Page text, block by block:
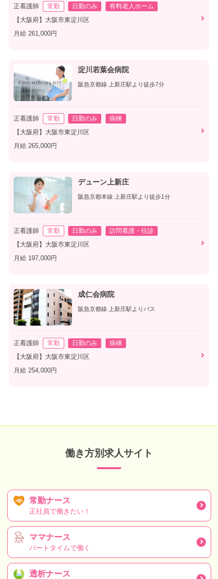
正看護師 常勤 日勤のみ
有料老人ホーム
【大阪府】大阪市東淀川区
月給 261,000円
淀川若葉会病院
阪急京都線 上新庄駅より徒歩7分
正看護師 常勤 日勤のみ
病棟
【大阪府】大阪市東淀川区
月給 265,000円
デューン上新庄
阪急京都本線 上新庄駅より徒歩1分
正看護師 常勤 日勤のみ
訪問看護・往診
【大阪府】大阪市東淀川区
月給 197,000円
成仁会病院
阪急京都線 上新庄駅よりバス
正看護師 常勤 日勤のみ
病棟
【大阪府】大阪市東淀川区
月給 254,000円
働き方別求人サイト
常勤ナース
正社員で働きたい！
ママナース
パートタイムで働く
透析ナース